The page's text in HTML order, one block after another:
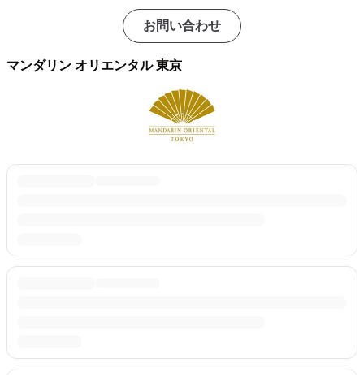
お問い合わせ
マンダリン オリエンタル 東京